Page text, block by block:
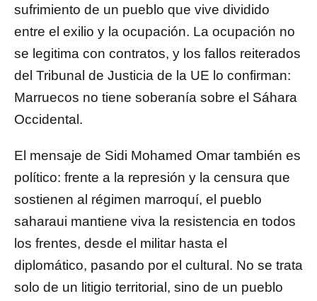
sufrimiento de un pueblo que vive dividido
entre el exilio y la ocupación. La ocupación no
se legitima con contratos, y los fallos reiterados
del Tribunal de Justicia de la UE lo confirman:
Marruecos no tiene soberanía sobre el Sáhara
Occidental.
El mensaje de Sidi Mohamed Omar también es
político: frente a la represión y la censura que
sostienen al régimen marroquí, el pueblo
saharaui mantiene viva la resistencia en todos
los frentes, desde el militar hasta el
diplomático, pasando por el cultural. No se trata
solo de un litigio territorial, sino de un pueblo